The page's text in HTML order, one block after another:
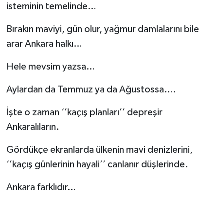
isteminin temelinde…
Bırakın maviyi, gün olur, yağmur damlalarını bile
arar Ankara halkı…
Hele mevsim yazsa…
Aylardan da Temmuz ya da Ağustossa….
İşte o zaman ‘’kaçış planları’’ depreşir
Ankaralıların.
Gördükçe ekranlarda ülkenin mavi denizlerini,
‘’kaçış günlerinin hayali’’ canlanır düşlerinde.
Ankara farklıdır…